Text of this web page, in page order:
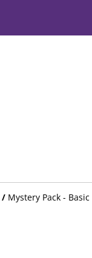
/ Mystery Pack - Basic